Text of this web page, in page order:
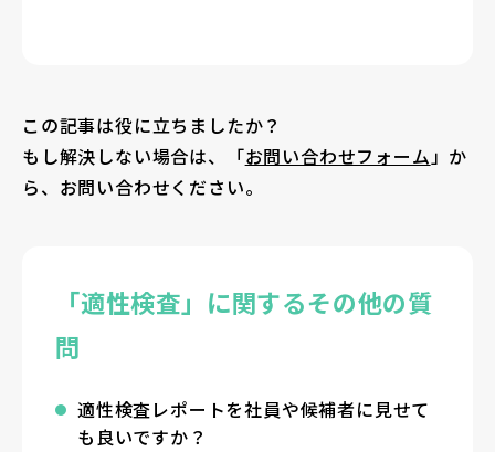
この記事は役に立ちましたか？
もし解決しない場合は、「お問い合わせフォーム」か
ら、お問い合わせください。
「適性検査」に関するその他の質
問
適性検査レポートを社員や候補者に見せて
も良いですか？